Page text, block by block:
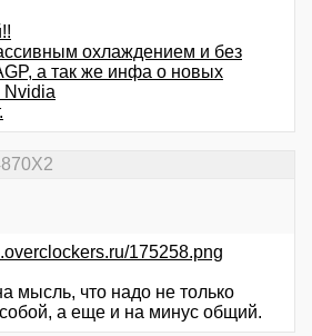
охлаждением и без
а так же инфа о новых
Nvidia
175258.png
мысль, что надо не только
а еще и на минус общий.